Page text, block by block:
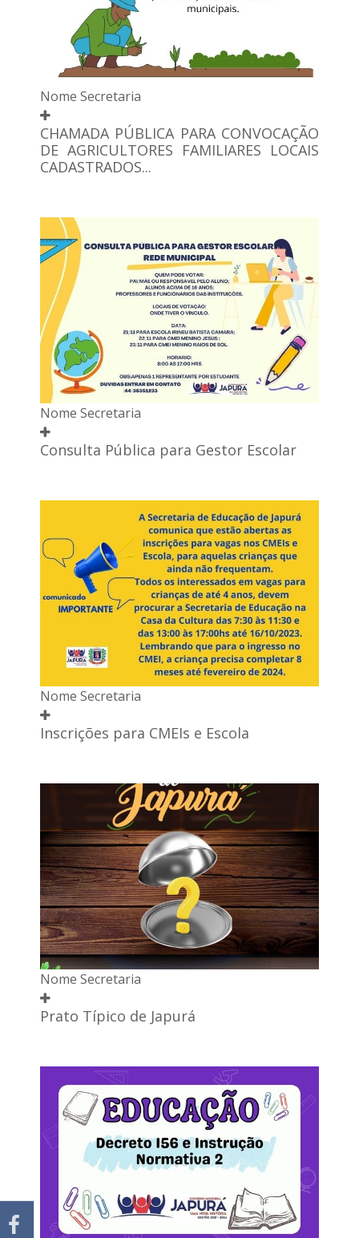
Nome Secretaria
CHAMADA PÚBLICA PARA CONVOCAÇÃO
DE AGRICULTORES FAMILIARES LOCAIS
CADASTRADOS...
Nome Secretaria
Consulta Pública para Gestor Escolar
Nome Secretaria
Inscrições para CMEIs e Escola
Nome Secretaria
Prato Típico de Japurá